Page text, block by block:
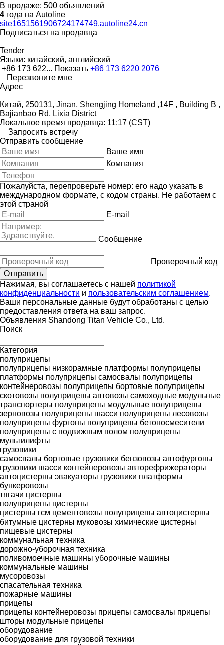
В продаже: 500 объявлений
4 года на Autoline
site1651561906724174749.autoline24.cn
Подписаться на продавца
Tender
Языки: китайский, английский
+86 173 622... Показать +86 173 6220 2076
Перезвоните мне
Адрес
Китай, 250131, Jinan, Shengjing Homeland ,14F , Building B ,
Bajianbao Rd, Lixia District
Локальное время продавца: 11:17 (CST)
Запросить встречу
Отправить сообщение
Ваше имя
Компания
Пожалуйста, перепроверьте номер: его надо указать в
международном формате, с кодом страны. Не работаем с
этой страной
E-mail
Сообщение
Проверочный код
Нажимая, вы соглашаетесь с нашей политикой
конфиденциальности и пользовательским соглашением.
Ваши персональные данные будут обработаны с целью
предоставления ответа на ваш запрос.
Объявления Shandong Titan Vehicle Co., Ltd.
Поиск
Категория
полуприцепы
полуприцепы низкорамные платформы полуприцепы
платформы полуприцепы самосвалы полуприцепы
контейнеровозы полуприцепы бортовые полуприцепы
скотовозы полуприцепы автовозы самоходные модульные
транспортеры полуприцепы модульные полуприцепы
зерновозы полуприцепы шасси полуприцепы лесовозы
полуприцепы фургоны полуприцепы бетоносмесители
полуприцепы с подвижным полом полуприцепы
мультилифты
грузовики
самосвалы бортовые грузовики бензовозы автофургоны
грузовики шасси контейнеровозы авторефрижераторы
автоцистерны эвакуаторы грузовики платформы
бункеровозы
тягачи цистерны
полуприцепы цистерны
цистерны гсм цементовозы полуприцепы автоцистерны
битумные цистерны муковозы химические цистерны
пищевые цистерны
коммунальная техника
дорожно-уборочная техника
поливомоечные машины уборочные машины
коммунальные машины
мусоровозы
спасательная техника
пожарные машины
прицепы
прицепы контейнеровозы прицепы самосвалы прицепы
шторы модульные прицепы
оборудование
оборудование для грузовой техники